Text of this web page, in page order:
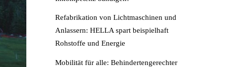
Refabrikation von Lichtmaschinen und
Anlassern: HELLA spart beispielhaft
Rohstoffe und Energie
Mobilität für alle: Behindertengerechter